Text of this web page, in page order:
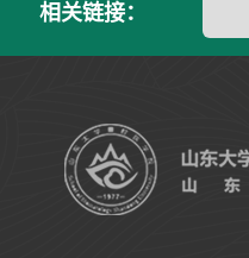
相关链接：